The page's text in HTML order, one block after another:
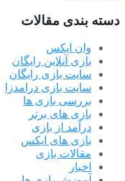
دسته بندی مقالات
وان ایکس
بازی آنلاین رایگان
سایت بازی رایگان
سایت بازی درامدزا
بررسی بازی ها
بازی های برتر
درآمد از بازی
بازی های ایکس
مقالات بازی
اخبار